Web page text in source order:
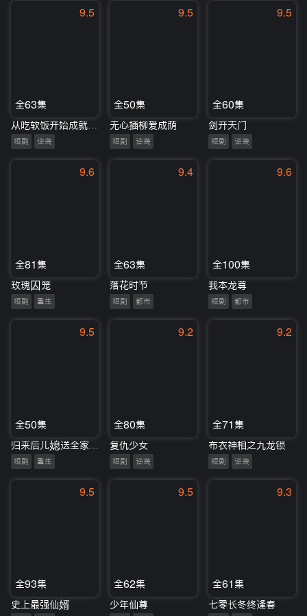
9.5
全63集
从吃软饭开始成就鉴宝至尊
短剧 逆袭
9.5
全50集
无心插柳爱成荫
短剧 逆袭
9.5
全60集
剑开天门
短剧 逆袭
9.6
全81集
玫瑰囚笼
短剧 重生
9.4
全63集
落花时节
短剧 都市
9.6
全100集
我本龙尊
短剧 都市
9.5
全50集
短剧 重生
9.2
全80集
复仇少女
短剧 逆袭
9.2
全71集
布衣神相之九龙锁
短剧 逆袭
9.5
全93集
史上最强仙婿
9.5
全62集
少年仙尊
9.3
全61集
七零长冬终逢春